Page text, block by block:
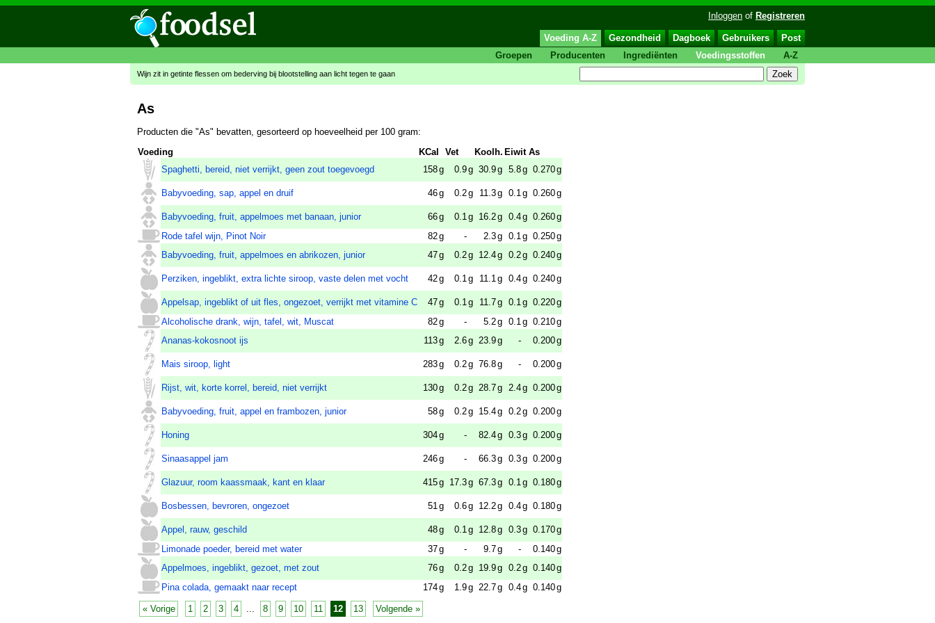
Inloggen of Registreren
Voeding A-Z Gezondheid Dagboek Gebruikers
Post
Groepen
Producenten Ingrediënten Voedingsstoffen A-Z
Wijn zit in getinte flessen om bederving bij blootstelling aan licht tegen te gaan
As
Producten die "As" bevatten, gesorteerd op hoeveelheid per 100 gram:
Voeding
KCal Vet Koolh. Eiwit As
Spaghetti, bereid, niet verrijkt, geen zout toegevoegd
158g 0.9g 30.9g 5.8g 0.270g
Babyvoeding, sap, appel en druif 46g 0.2g 11.3g 0.1 g 0.260g
Babyvoeding, fruit, appelmoes met banaan, junior 66g 0.1 g 16.2g 0.4g 0.260g
Rode tafel wijn, Pinot Noir
82g - 2.3g 0.1 g 0.250g
Babyvoeding, fruit, appelmoes en abrikozen, junior
47g 0.2g 12.4g 0.2g 0.240g
Perziken, ingeblikt, extra lichte siroop, vaste delen met vocht 42g 0.1 g 11.1 g 0.4g 0.240g
Appelsap, ingeblikt of uit fles, ongezoet, verrijkt met vitamine C 47g 0.1 g 11.7g 0.1 g 0.220g
Alcoholische drank, wijn, tafel, wit, Muscat
82g - 5.2g 0.1 g 0.210g
Ananas-kokosnoot ijs
113g 2.6g 23.9g - 0.200g
Mais siroop, light 283g 0.2g 76.8g - 0.200g
Rijst, wit, korte korrel, bereid, niet verrijkt 130g 0.2g 28.7g 2.4g 0.200g
Babyvoeding, fruit, appel en frambozen, junior 58g 0.2g 15.4g 0.2g 0.200g
Honing 304g - 82.4g 0.3g 0.200g
Sinaasappel jam 246g - 66.3g 0.3g 0.200g
Glazuur, room kaassmaak, kant en klaar 415g 17.3g 67.3g 0.1 g 0.180g
Bosbessen, bevroren, ongezoet 51 g 0.6g 12.2g 0.4g 0.180g
Appel, rauw, geschild 48g 0.1 g 12.8g 0.3g 0.170g
Limonade poeder, bereid met water
37g - 9.7g - 0.140g
Appelmoes, ingeblikt, gezoet, met zout
76g 0.2g 19.9g 0.2g 0.140g
Pina colada, gemaakt naar recept
174g 1.9g 22.7g 0.4g 0.140g
« Vorige 1 2 3 4 8 9 10 11 12 13 Volgende »